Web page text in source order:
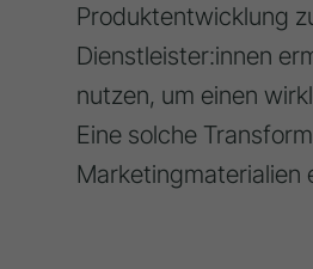
Produktentwicklung
Dienstleister:innen
nutzen, um einen
Eine solche